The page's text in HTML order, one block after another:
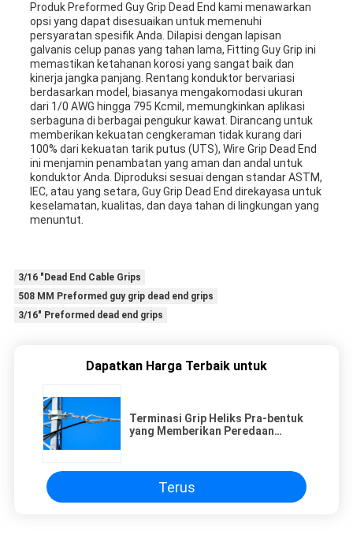
Produk Preformed Guy Grip Dead End kami menawarkan
opsi yang dapat disesuaikan untuk memenuhi
persyaratan spesifik Anda. Dilapisi dengan lapisan
galvanis celup panas yang tahan lama, Fitting Guy Grip ini
memastikan ketahanan korosi yang sangat baik dan
kinerja jangka panjang. Rentang konduktor bervariasi
berdasarkan model, biasanya mengakomodasi ukuran
dari 1/0 AWG hingga 795 Kcmil, memungkinkan aplikasi
serbaguna di berbagai pengukur kawat. Dirancang untuk
memberikan kekuatan cengkeraman tidak kurang dari
100% dari kekuatan tarik putus (UTS), Wire Grip Dead End
ini menjamin penambatan yang aman dan andal untuk
konduktor Anda. Diproduksi sesuai dengan standar ASTM,
IEC, atau yang setara, Guy Grip Dead End direkayasa untuk
keselamatan, kualitas, dan daya tahan di lingkungan yang
menuntut.
3/16 "Dead End Cable Grips
508 MM Preformed guy grip dead end grips
3/16" Preformed dead end grips
Dapatkan Harga Terbaik untuk
Terminasi Grip Heliks Pra-bentuk
yang Memberikan Peredaan
Distribusi Daya
Terus